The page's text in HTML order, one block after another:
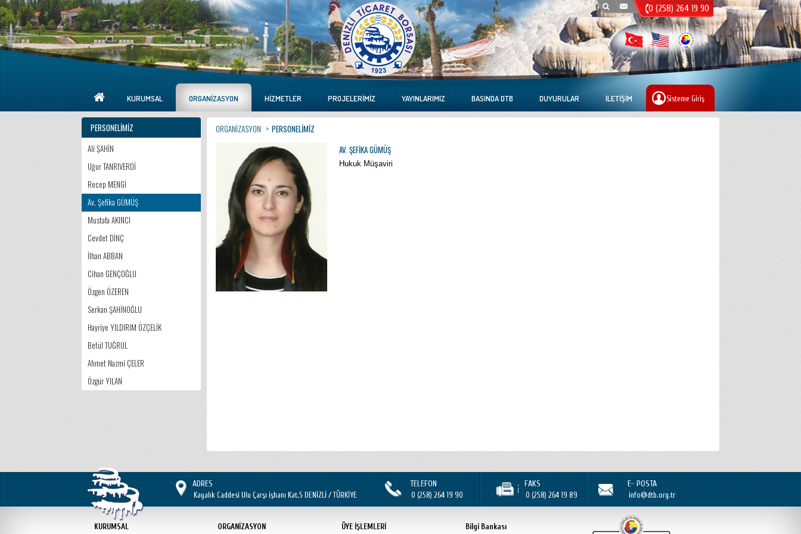
0 (258) 264 19 90
KURUMSAL ORGANIZASYON HIZMETLER PROJELERIMIZ YAYINLARIMIZ BASINDA DTB DUYURULAR İLETIŞIM Sisteme Giriş
PERSONELIMIZ
Ali ŞAHİN
Uğur TANRIVERDİ
Recep MENGİ
Av. Şefika GÜMÜŞ
Mustafa AKINCI
Cevdet DİNÇ
İlhan ABBAN
Cihan GENÇOĞLU
Özgen ÖZEREN
Serkan ŞAHİNOĞLU
Hayriye YILDIRIM ÖZÇELİK
Betül TUĞRUL
Ahmet Nazmi ÇELER
Özgür YILAN
ORGANIZASYON
PERSONELIMIZ
AV. ŞEFIKA GÜMÜŞ
Hukuk Müşaviri
ADRES
Kayalık Caddesi Ulu Çarşı işhanı Kat.5 DENİZLİ / TÜRKİYE
TELEFON
0 (258) 264 19 90
FAKS
0 (258) 264 19 89
E- POSTA
info@dtb.org.tr
KURUMSAL ORGANİZASYON ÜYE İŞLEMLERİ Bilgi Bankası